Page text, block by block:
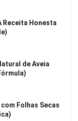
Receita Honesta
de Aveia
Folhas Secas